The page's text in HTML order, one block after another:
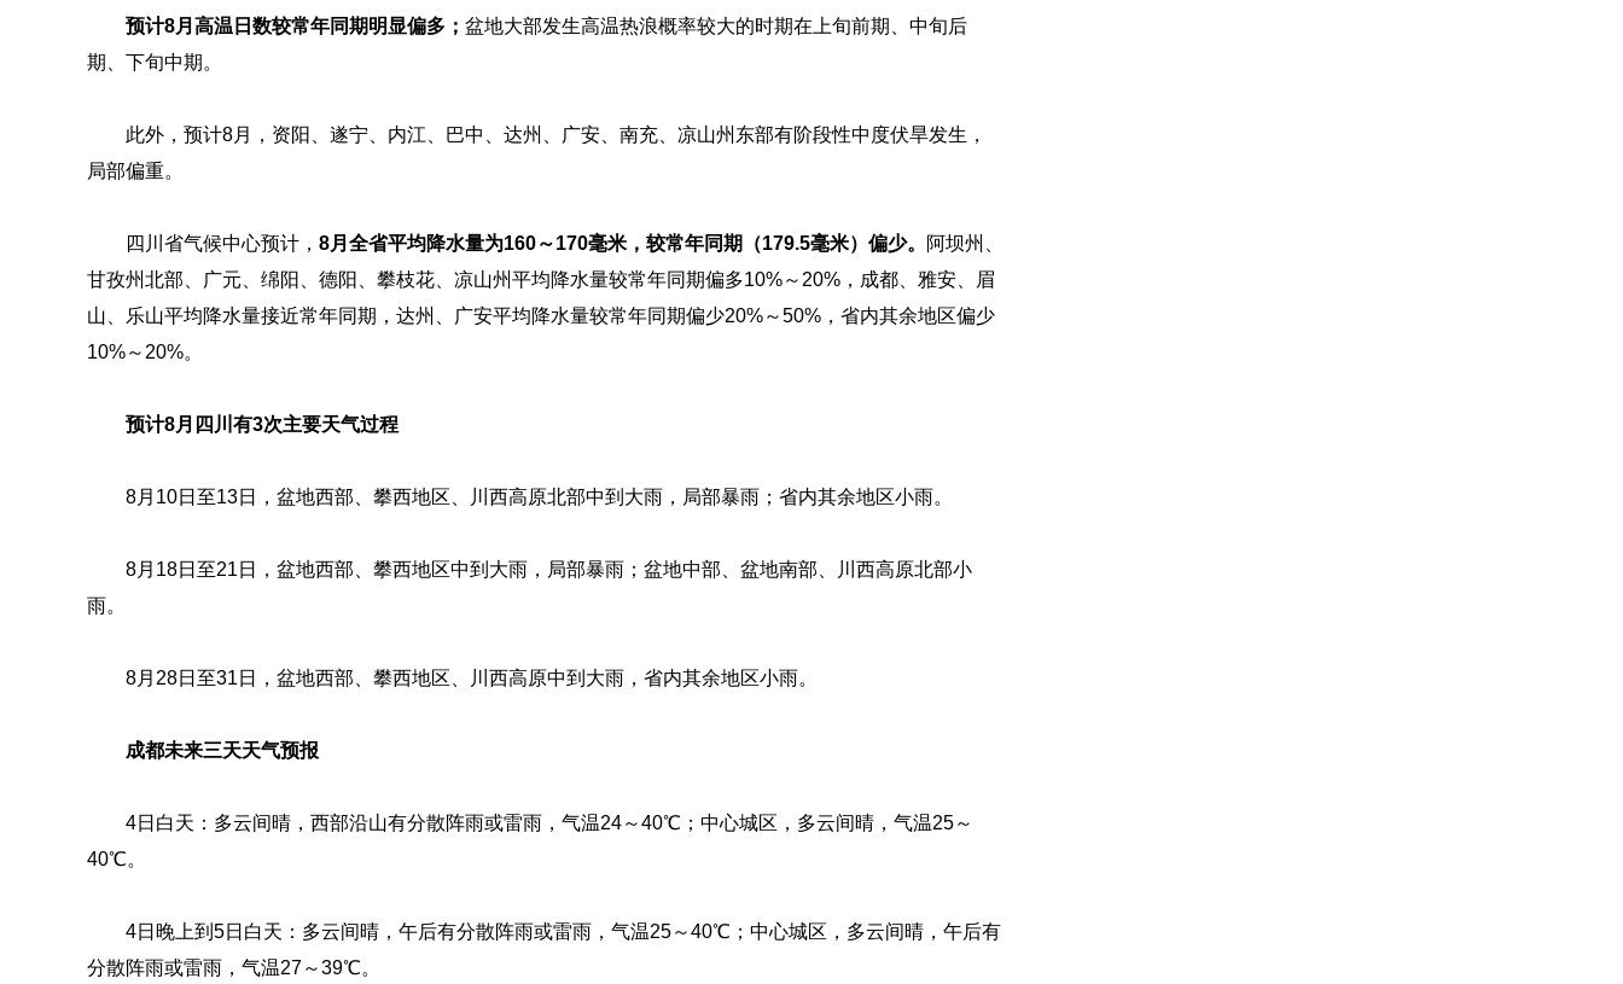
预计8月高温日数较常年同期明显偏多 ； 盆地大部发生高温热浪概率较大的时期在上旬前期、中旬后
期、下旬中期。
此外，预计8月，资阳、遂宁、内江、巴中、达州、广安、南充、凉山州东部有阶段性中度伏旱发生，
局部偏重。
四川省气候中心预计， 8月全省平均降水量为160～170毫米，较常年同期（179.5毫米）偏少。
阿坝州、
甘孜州北部、广元、绵阳、德阳、攀枝花、凉山州平均降水量较常年同期偏多10%～20%，成都、雅安、眉
山、乐山平均降水量接近常年同期，达州、广安平均降水量较常年同期偏少20%～50%，省内其余地区偏少
10%～20%。
预计8月四川有3次主要天气过程
8月10日至13日，盆地西部、攀西地区、川西高原北部中到大雨，局部暴雨；省内其余地区小雨。
8月18日至21日，盆地西部、攀西地区中到大雨，局部暴雨；盆地中部、盆地南部、川西高原北部小
雨。
8月28日至31日，盆地西部、攀西地区、川西高原中到大雨，省内其余地区小雨。
成都未来三天天气预报
4日白天： 多云间晴，西部沿山有分散阵雨或雷雨，气温24～40℃；中心城区，多云间晴，气温25～
40℃。
4日晚上到5日白天： 多云间晴，午后有分散阵雨或雷雨，气温25～40℃；中心城区，多云间晴，午后有
分散阵雨或雷雨，气温27～39℃。